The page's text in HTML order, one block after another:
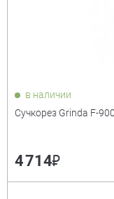
в наличии
Сучкорез Grinda F-
4 714₽